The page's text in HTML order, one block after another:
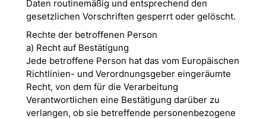
Daten routinemäßig und entsprechend den
gesetzlichen Vorschriften gesperrt oder gelöscht.
Rechte der betroffenen Person
a) Recht auf Bestätigung
Jede betroffene Person hat das vom Europäischen
Richtlinien- und Verordnungsgeber eingeräumte
Recht, von dem für die Verarbeitung
Verantwortlichen eine Bestätigung darüber zu
verlangen, ob sie betreffende personenbezogene